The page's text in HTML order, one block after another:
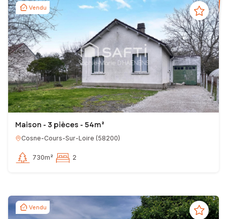
Vendu
Maison - 3 pièces - 54m²
Cosne-Cours-Sur-Loire (58200)
730m² 2
Vendu